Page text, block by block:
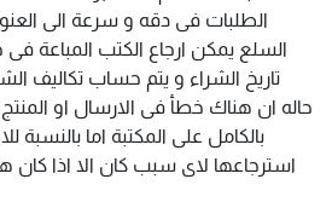
الطلبات فى دقه و سرعة الى
السلع يمكن ارجاع الكتب المباعة
تاريخ الشراء و يتم حساب تكاليف
حاله ان هناك خطأ فى الارسال او
بالكامل على المكتبة اما بالنسبة
استرجاعها لاى سبب كان الا اذا